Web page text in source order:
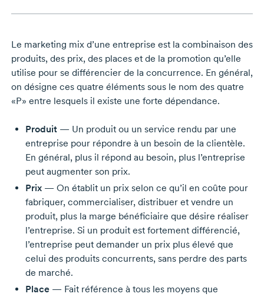
Le marketing mix d’une entreprise est la combinaison des
produits, des prix, des places et de la promotion qu’elle
utilise pour se différencier de la concurrence. En général,
on désigne ces quatre éléments sous le nom des quatre
«P» entre lesquels il existe une forte dépendance.
Produit— Un produit ou un service rendu par une
entreprise pour répondre à un besoin de la clientèle.
En général, plus il répond au besoin, plus l’entreprise
peut augmenter son prix.
Prix— On établit un prix selon ce qu’il en coûte pour
fabriquer, commercialiser, distribuer et vendre un
produit, plus la marge bénéficiaire que désire réaliser
l’entreprise. Si un produit est fortement différencié,
l’entreprise peut demander un prix plus élevé que
celui des produits concurrents, sans perdre des parts
de marché.
Place— Fait référence à tous les moyens que